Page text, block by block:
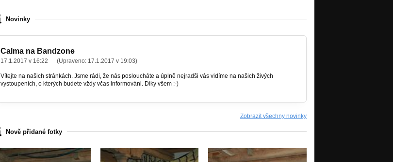
Novinky
Calma na Bandzone
17.1.2017 v 16:22 (Upraveno: 17.1.2017 v 19:03)
Vítejte na našich stránkách. Jsme rádi, že nás posloucháte a úplně nejradši vás vidíme na našich živých
vystoupeních, o kterých budete vždy včas informováni. Díky všem :-)
Zobrazit všechny novinky
Nově přidané fotky